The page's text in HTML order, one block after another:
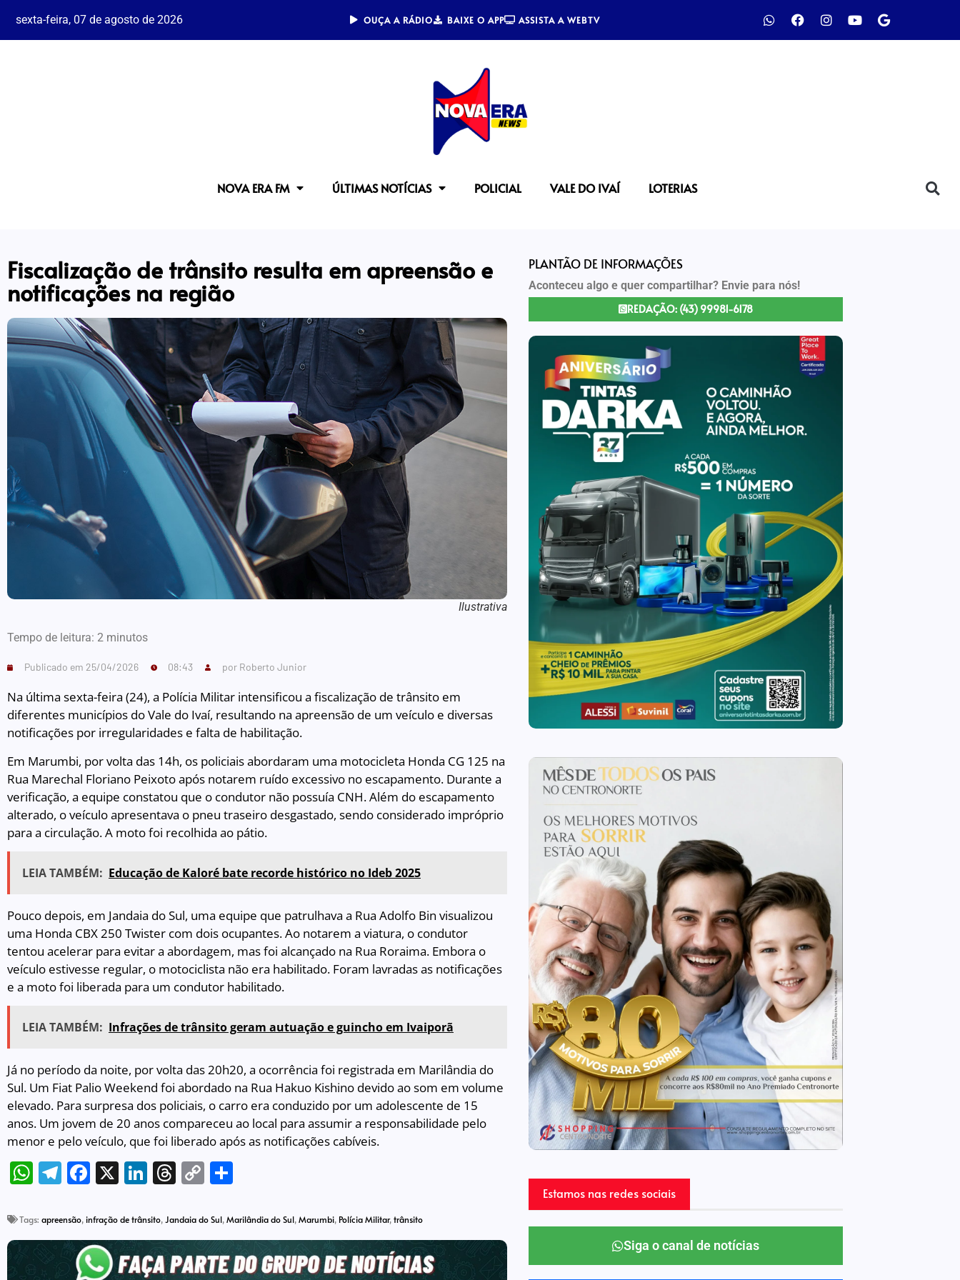
sexta-feira, 07 de agosto de 2026 OUÇA A RÁDIO BAIXE O APP ASSISTA A WEBTV
NOVA ERA FM ÚLTIMAS NOTÍCIAS POLICIAL VALE DO IVAÍ LOTERIAS
Fiscalização de trânsito resulta em apreensão e
notificações na região
Ilustrativa
Tempo de leitura: 2 minutos
Publicado em 25/04/2026 08:43 por Roberto Junior
Na última sexta-feira (24), a Polícia Militar intensificou a fiscalização de trânsito em
diferentes municípios do Vale do Ivaí, resultando na apreensão de um veículo e diversas
notificações por irregularidades e falta de habilitação.
Em Marumbi, por volta das 14h, os policiais abordaram uma motocicleta Honda CG 125 na
Rua Marechal Floriano Peixoto após notarem ruído excessivo no escapamento. Durante a
verificação, a equipe constatou que o condutor não possuía CNH. Além do escapamento
alterado, o veículo apresentava o pneu traseiro desgastado, sendo considerado impróprio
para a circulação. A moto foi recolhida ao pátio.
LEIA TAMBÉM: Educação de Kaloré bate recorde histórico no Ideb 2025
Pouco depois, em Jandaia do Sul, uma equipe que patrulhava a Rua Adolfo Bin visualizou
uma Honda CBX 250 Twister com dois ocupantes. Ao notarem a viatura, o condutor
tentou acelerar para evitar a abordagem, mas foi alcançado na Rua Roraima. Embora o
veículo estivesse regular, o motociclista não era habilitado. Foram lavradas as notificações
e a moto foi liberada para um condutor habilitado.
LEIA TAMBÉM: Infrações de trânsito geram autuação e guincho em Ivaiporã
Já no período da noite, por volta das 20h20, a ocorrência foi registrada em Marilândia do
Sul. Um Fiat Palio Weekend foi abordado na Rua Hakuo Kishino devido ao som em volume
elevado. Para surpresa dos policiais, o carro era conduzido por um adolescente de 15
anos. Um jovem de 20 anos compareceu ao local para assumir a responsabilidade pelo
menor e pelo veículo, que foi liberado após as notificações cabíveis.
WhatsApp
Telegram
Facebook
X LinkedIn
Threads
Copy
Tags: apreensão, infração de trânsito,Jandaia do Sul,Marilândia do Sul,Marumbi, Polícia Militar,trânsito
PLANTÃO DE INFORMAÇÕES
Aconteceu algo e quer compartilhar? Envie para nós!
REDAÇÃO: (43) 99981-6178
Estamos nas redes sociais
Siga o canal de notícias